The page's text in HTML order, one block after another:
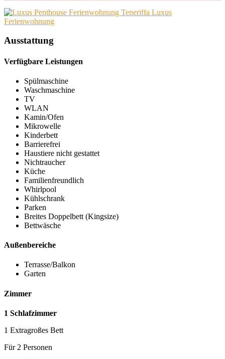
Ausstattung
Verfügbare Leistungen
Spülmaschine
Waschmaschine
TV
WLAN
Kamin/Ofen
Mikrowelle
Kinderbett
Barrierefrei
Haustiere nicht gestattet
Nichtraucher
Küche
Familienfreundlich
Whirlpool
Kühlschrank
Parken
Breites Doppelbett (Kingsize)
Bettwäsche
Außenbereiche
Terrasse/Balkon
Garten
Zimmer
1 Schlafzimmer
1 Extragroßes Bett
Für 2 Personen